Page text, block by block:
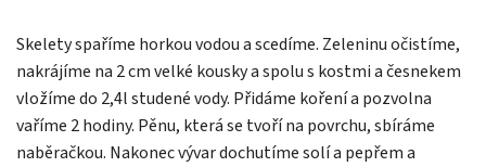
Skelety spaříme horkou vodou a scedíme. Zeleninu očistíme,
nakrájíme na 2 cm velké kousky a spolu s kostmi a česnekem
vložíme do 2,4l studené vody. Přidáme koření a pozvolna
vaříme 2 hodiny. Pěnu, která se tvoří na povrchu, sbíráme
naběračkou. Nakonec vývar dochutíme solí a pepřem a